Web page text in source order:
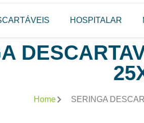
HOSPITALAR
Home SERINGA